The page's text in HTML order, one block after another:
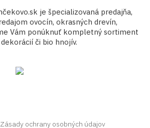
je špecializovaná predajňa,
ovocín, okrasných drevín,
Vám ponúknuť kompletný sortiment
či bio hnojív.
Zásady ochrany osobných údajov